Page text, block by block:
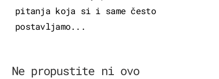
pitanja koja si i same često
postavljamo...
Ne propustite ni ovo